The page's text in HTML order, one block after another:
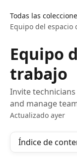
Todas las
Equipo del espacio
Equipo
trabajo
Invite
and manage
Actualizado ayer
Índice de